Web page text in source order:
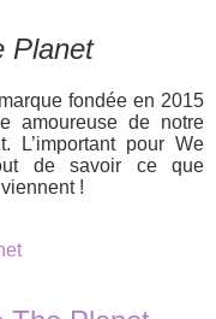
Planet
fondée en 2015
amoureuse de notre
L’important pour We
de savoir ce que
!